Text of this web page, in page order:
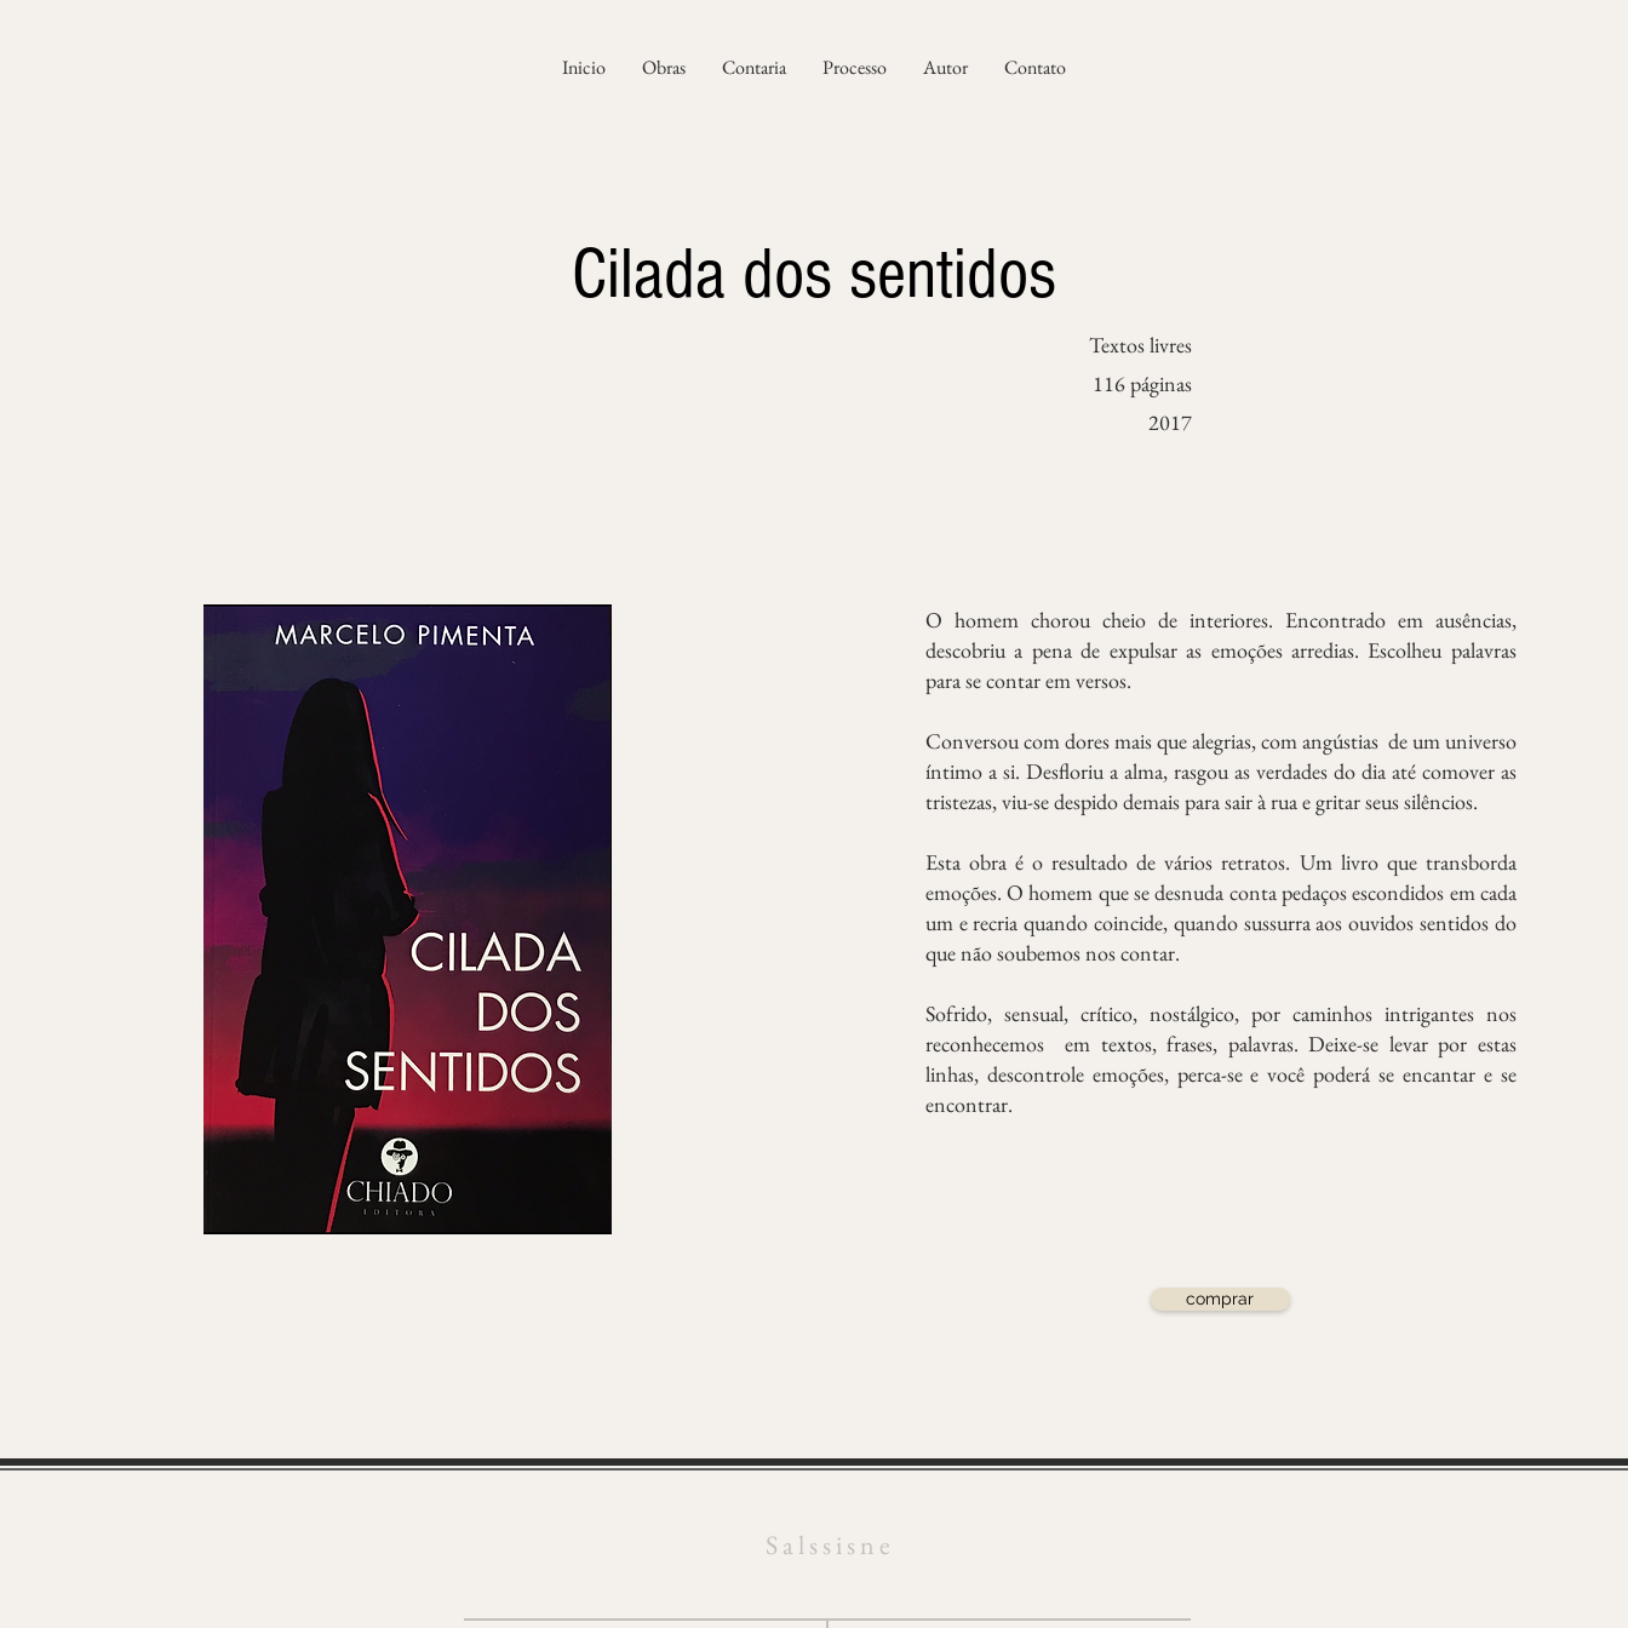
Inicio Obras Contaria Processo Autor Contato
Cilada dos sentidos
Textos livres
116 páginas
2017
O homem chorou cheio de interiores. Encontrado em ausências,
descobriu a pena de expulsar as emoções arredias. Escolheu palavras
para se contar em versos.
Conversou com dores mais que alegrias, com angústias de um universo
íntimo a si. Desfloriu a alma, rasgou as verdades do dia até comover as
tristezas, viu-se despido demais para sair à rua e gritar seus silêncios.
Esta obra é o resultado de vários retratos. Um livro que transborda
emoções. O homem que se desnuda conta pedaços escondidos em cada
um e recria quando coincide, quando sussurra aos ouvidos sentidos do
que não soubemos nos contar.
Sofrido, sensual, crítico, nostálgico, por caminhos intrigantes nos
reconhecemos em textos, frases, palavras. Deixe-se levar por estas
linhas, descontrole emoções, perca-se e você poderá se encantar e se
encontrar.
comprar
S a l s s i s n e